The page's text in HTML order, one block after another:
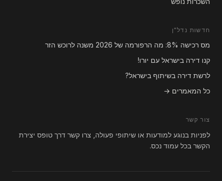
חדשות נדל"ן
מס רכישה 8%: מה הרפורמה של 2026 משנה לרוכש הזר
קנו דירה בישראל עם יורו!
לרשת דירה בשיתוף בישראל?
כל המאמרים →
צור קשר
לפניות בנוגע למודעות או שיתופי פעולה, צרו קשר דרך טופס יצירת
הקשר בכל עמוד נכס.